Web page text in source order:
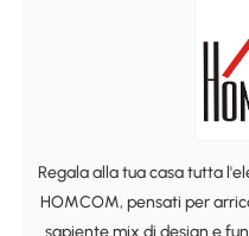
Regala alla tua casa tutta
HOMCOM, pensati per